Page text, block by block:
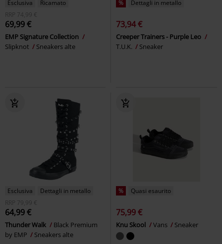
Esclusiva
Ricamato
RRP
74,99 €
69,99 €
EMP Signature Collection
Slipknot
Sneakers alte
% Dettagli in metallo
73,94 €
Creeper Trainers - Purple Leo
T.U.K.
Sneaker
Esclusiva
Dettagli in metallo
RRP
79,99 €
64,99 €
Thunder Walk
Black Premium
by EMP
Sneakers alte
% Quasi esaurito
75,99 €
Knu Skool Vans Sneaker